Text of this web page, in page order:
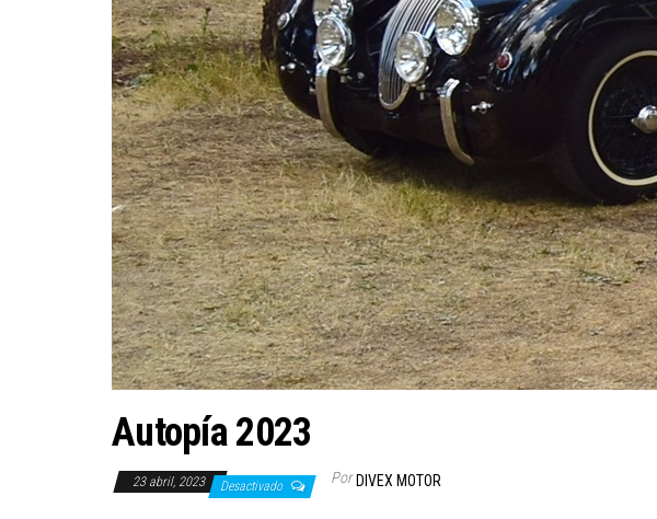
Autopía 2023
23 abril, 2023 Desactivado Por DIVEX MOTOR